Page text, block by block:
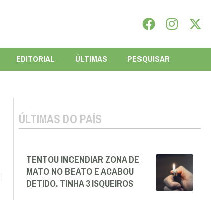
EDITORIAL ÚLTIMAS PESQUISAR
ÚLTIMAS DO PAÍS
TENTOU INCENDIAR ZONA DE
MATO NO BEATO E ACABOU
DETIDO. TINHA 3 ISQUEIROS